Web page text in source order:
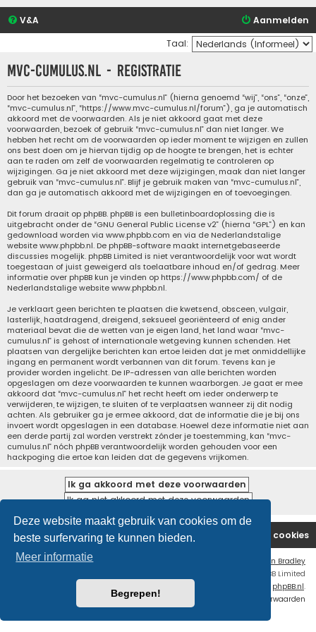
Deze website maakt gebruik van cookies om de
beste surfervaring te kunnen bieden.
Meer informatie
Begrepen!
V&A
Aanmelden
Taal:
mvc-cumulus.nl - Registratie
Door het bezoeken van “mvc-cumulus.nl” (hierna genoemd “wij”, “ons”, “onze”,
“mvc-cumulus.nl”, “https://www.mvc-cumulus.nl/forum”), ga je automatisch
akkoord met de voorwaarden. Als je niet akkoord gaat met deze
voorwaarden, bezoek of gebruik “mvc-cumulus.nl” dan niet langer. We
hebben het recht om de voorwaarden op ieder moment te wijzigen en zullen
ons best doen om je hiervan tijdig op de hoogte te brengen, het is echter
aan te raden om zelf de voorwaarden regelmatig te controleren op
wijzigingen. Ga je niet akkoord met deze wijzigingen, maak dan niet langer
gebruik van “mvc-cumulus.nl”. Blijf je gebruik maken van “mvc-cumulus.nl”,
dan ga je automatisch akkoord met de wijzigingen en of toevoegingen.
Dit forum draait op phpBB. phpBB is een bulletinboardoplossing die is
uitgebracht onder de “GNU General Public License v2” (hierna “GPL”) en kan
gedownload worden via www.phpbb.com en via de Nederlandstalige
websitewww.phpbb.nl. De phpBB-software maakt internetgebaseerde
discussies mogelijk. phpBB Limited is niet verantwoordelijk voor wat wordt
toegestaan of juist geweigerd als toelaatbare inhoud en/of gedrag. Meer
informatie over phpBB kun je vinden op https://www.phpbb.com/ of de
Nederlandstalige websitewww.phpbb.nl.
Je verklaart geen berichten te plaatsen die kwetsend, obsceen, vulgair,
lasterlijk, haatdragend, dreigend, seksueel georiënteerd of enig ander
materiaal bevat die de wetten van je eigen land, het land waar “mvc-
cumulus.nl” is gehost of internationale wetgeving kunnen schenden. Het
plaatsen van dergelijke berichten kan ertoe leiden dat je met onmiddellijke
ingang en permanent wordt verbannen van dit forum. Tevens kan je
provider worden ingelicht. De IP-adressen van alle berichten worden
opgeslagen om deze voorwaarden te kunnen waarborgen. Je gaat er mee
akkoord dat “mvc-cumulus.nl” het recht heeft om ieder onderwerp te
verwijderen, te wijzigen, te sluiten of te verplaatsen wanneer zij dit nodig
achten. Als gebruiker ga je ermee akkoord, dat de informatie die je bij ons
invoert wordt opgeslagen in een database. Hoewel deze informatie niet aan
een derde partij zal worden verstrekt zónder je toestemming, kan “mvc-
cumulus.nl” nóch phpBB verantwoordelijk worden gehouden voor een
hackpoging die ertoe kan leiden dat de gegevens vrijkomen.
Website Forum Verwijder cookies
Contact
Ian Bradley
® Forum Software © phpBB Limited
phpBB.nl.
Gebruikersvoorwaarden